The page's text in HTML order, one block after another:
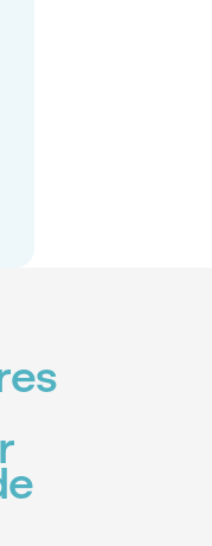
está
de la
Bajas